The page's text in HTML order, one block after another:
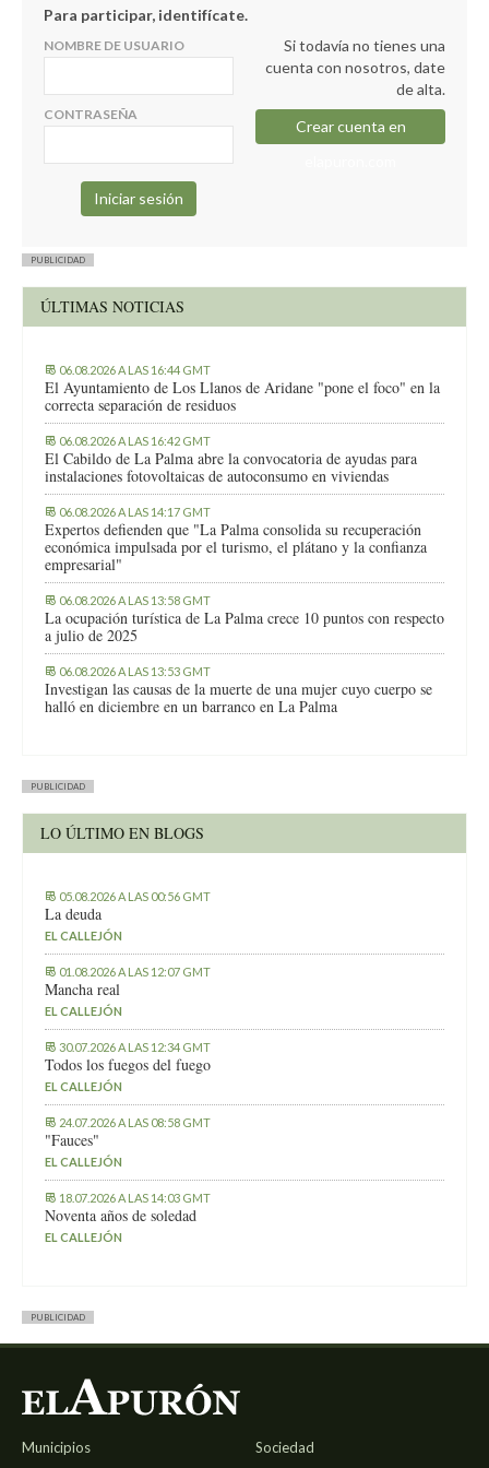
Para participar, identifícate.
NOMBRE DE USUARIO
CONTRASEÑA
Si todavía no tienes una
cuenta con nosotros, date
de alta.
Crear cuenta en
PUBLICIDAD
ÚLTIMAS NOTICIAS
06.08.2026 A LAS 16:44 GMT
El Ayuntamiento de Los Llanos de Aridane "pone el foco" en la
correcta separación de residuos
06.08.2026 A LAS 16:42 GMT
El Cabildo de La Palma abre la convocatoria de ayudas para
instalaciones fotovoltaicas de autoconsumo en viviendas
06.08.2026 A LAS 14:17 GMT
Expertos defienden que "La Palma consolida su recuperación
económica impulsada por el turismo, el plátano y la confianza
empresarial"
06.08.2026 A LAS 13:58 GMT
La ocupación turística de La Palma crece 10 puntos con respecto
a julio de 2025
06.08.2026 A LAS 13:53 GMT
Investigan las causas de la muerte de una mujer cuyo cuerpo se
halló en diciembre en un barranco en La Palma
PUBLICIDAD
LO ÚLTIMO EN BLOGS
05.08.2026 A LAS 00:56 GMT
La deuda
EL CALLEJÓN
01.08.2026 A LAS 12:07 GMT
Mancha real
EL CALLEJÓN
30.07.2026 A LAS 12:34 GMT
Todos los fuegos del fuego
EL CALLEJÓN
24.07.2026 A LAS 08:58 GMT
"Fauces"
EL CALLEJÓN
18.07.2026 A LAS 14:03 GMT
Noventa años de soledad
EL CALLEJÓN
PUBLICIDAD
Municipios
Sociedad